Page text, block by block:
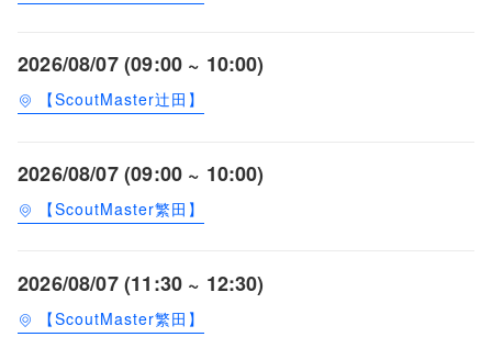
2026/08/07 (09:00 ~ 10:00)
【ScoutMaster辻田】
2026/08/07 (09:00 ~ 10:00)
【ScoutMaster繁田】
2026/08/07 (11:30 ~ 12:30)
【ScoutMaster繁田】